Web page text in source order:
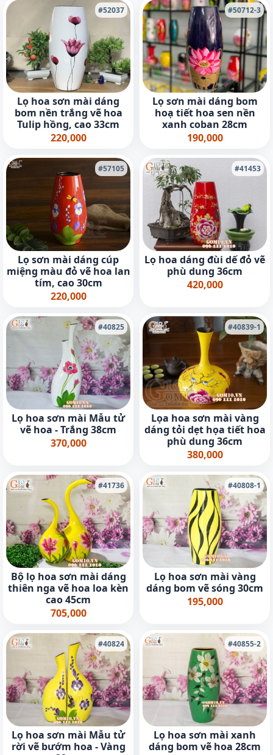
#52037
Lọ hoa sơn mài dáng
bom nền trắng vẽ hoa
Tulip hồng, cao 33cm
220,000
#50712-3
Lọ sơn mài dáng bom
hoạ tiết hoa sen nền
xanh coban 28cm
190,000
#57105
Lọ sơn mài dáng cúp
miệng màu đỏ vẽ hoa lan
tím, cao 30cm
220,000
#41453
Lọ hoa dáng đùi dế đỏ vẽ
phù dung 36cm
420,000
#40825
Lọ hoa sơn mài Mẫu tử
vẽ hoa - Trắng 38cm
370,000
#40839-1
Lọa hoa sơn mài vàng
dáng tỏi dẹt họa tiết hoa
phù dung 36cm
380,000
#41736
Bộ lọ hoa sơn mài dáng
thiên nga vẽ hoa loa kèn
cao 45cm
705,000
#40808-1
Lọ hoa sơn mài vàng
dáng bom vẽ sóng 30cm
195,000
#40824
Lọ hoa sơn mài Mẫu tử
rời vẽ bướm hoa - Vàng
#40855-2
Lọ hoa sơn mài xanh
dáng bom vẽ hoa 28cm